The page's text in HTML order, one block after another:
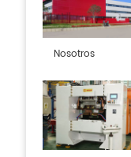
Nosotros